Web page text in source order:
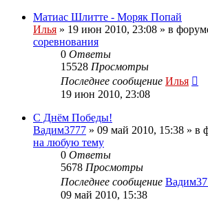
Матиас Шлитте - Моряк Попай
Илья » 19 июн 2010, 23:08 » в
соревнования
0 Ответы
15528 Просмотры
Последнее сообщение Илья
19 июн 2010, 23:08
С Днём Победы!
Вадим3777 » 09 май 2010, 15:38 » в
на любую тему
0 Ответы
5678 Просмотры
Последнее сообщение
09 май 2010, 15:38